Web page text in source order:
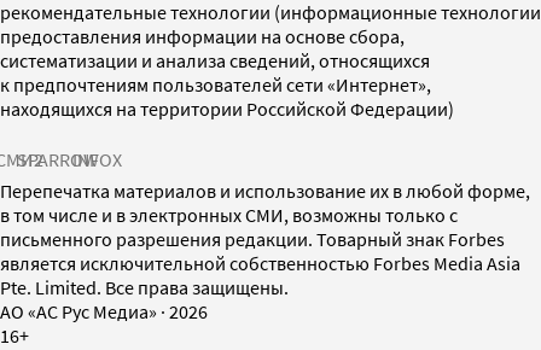
рекомендательные технологии (информационные технологии
предоставления информации на основе сбора,
систематизации и анализа сведений, относящихся
к предпочтениям пользователей сети «Интернет»,
находящихся на территории Российской Федерации)
SPARROWINFOX
Перепечатка материалов и использование их в любой форме,
в том числе и в электронных СМИ, возможны только с
письменного разрешения редакции. Товарный знак Forbes
является исключительной собственностью Forbes Media Asia
Pte. Limited. Все права защищены.
AO «АС Рус Медиа» · 2026
16+